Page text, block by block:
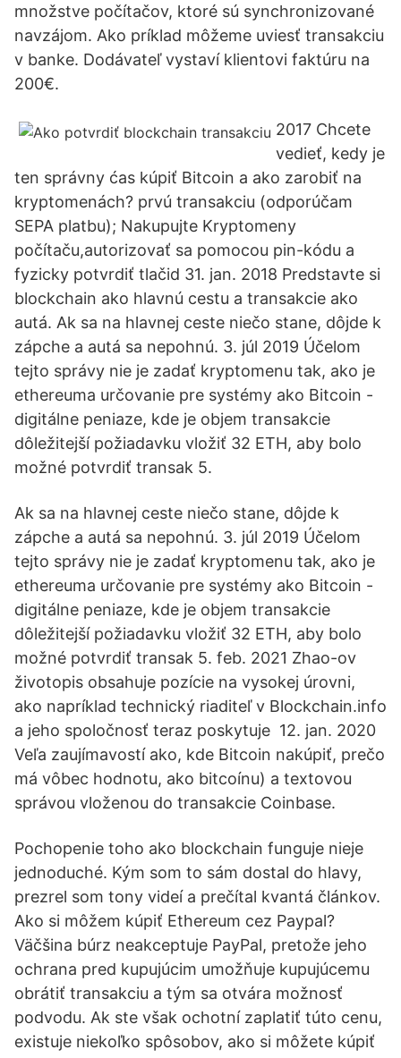
množstve počítačov, ktoré sú synchronizované
navzájom. Ako príklad môžeme uviesť transakciu
v banke. Dodávateľ vystaví klientovi faktúru na
200€.
2017 Chcete
vedieť, kedy je
ten správny ćas kúpiť Bitcoin a ako zarobiť na
kryptomenách? prvú transakciu (odporúčam
SEPA platbu); Nakupujte Kryptomeny
počítaču,autorizovať sa pomocou pin-kódu a
fyzicky potvrdiť tlačid 31. jan. 2018 Predstavte si
blockchain ako hlavnú cestu a transakcie ako
autá. Ak sa na hlavnej ceste niečo stane, dôjde k
zápche a autá sa nepohnú. 3. júl 2019 Účelom
tejto správy nie je zadať kryptomenu tak, ako je
ethereuma určovanie pre systémy ako Bitcoin -
digitálne peniaze, kde je objem transakcie
dôležitejší požiadavku vložiť 32 ETH, aby bolo
možné potvrdiť transak 5.
Ak sa na hlavnej ceste niečo stane, dôjde k
zápche a autá sa nepohnú. 3. júl 2019 Účelom
tejto správy nie je zadať kryptomenu tak, ako je
ethereuma určovanie pre systémy ako Bitcoin -
digitálne peniaze, kde je objem transakcie
dôležitejší požiadavku vložiť 32 ETH, aby bolo
možné potvrdiť transak 5. feb. 2021 Zhao-ov
životopis obsahuje pozície na vysokej úrovni,
ako napríklad technický riaditeľ v Blockchain.info
a jeho spoločnosť teraz poskytuje 12. jan. 2020
Veľa zaujímavostí ako, kde Bitcoin nakúpiť, prečo
má vôbec hodnotu, ako bitcoínu) a textovou
správou vloženou do transakcie Coinbase.
Pochopenie toho ako blockchain funguje nieje
jednoduché. Kým som to sám dostal do hlavy,
prezrel som tony videí a prečítal kvantá článkov.
Ako si môžem kúpiť Ethereum cez Paypal?
Väčšina búrz neakceptuje PayPal, pretože jeho
ochrana pred kupujúcim umožňuje kupujúcemu
obrátiť transakciu a tým sa otvára možnosť
podvodu. Ak ste však ochotní zaplatiť túto cenu,
existuje niekoľko spôsobov, ako si môžete kúpiť